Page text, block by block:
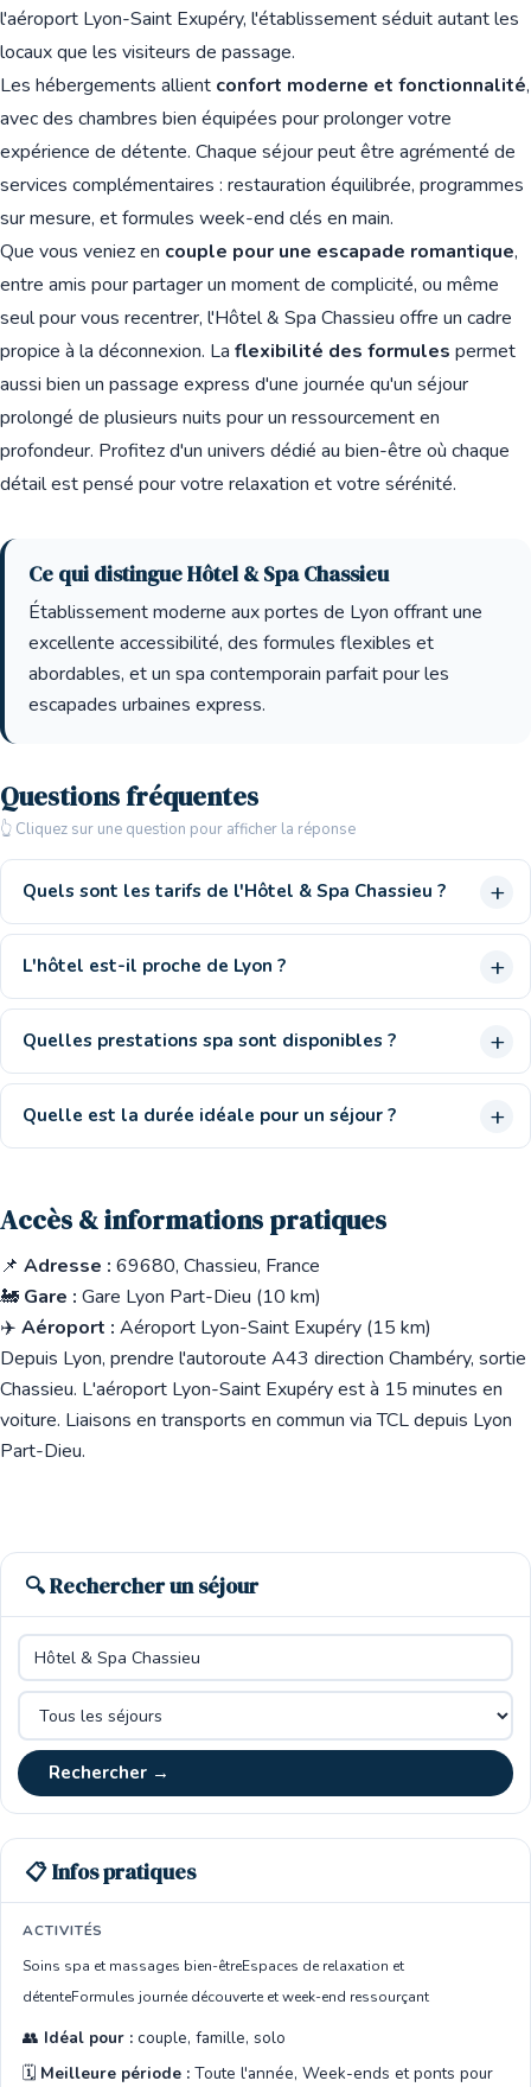
l'aéroport Lyon-Saint Exupéry, l'établissement séduit autant les
locaux que les visiteurs de passage.
Les hébergements allient confort moderne et fonctionnalité,
avec des chambres bien équipées pour prolonger votre
expérience de détente. Chaque séjour peut être agrémenté de
services complémentaires : restauration équilibrée, programmes
sur mesure, et formules week-end clés en main.
Que vous veniez en couple pour une escapade romantique,
entre amis pour partager un moment de complicité, ou même
seul pour vous recentrer, l'Hôtel & Spa Chassieu offre un cadre
propice à la déconnexion. La flexibilité des formules permet
aussi bien un passage express d'une journée qu'un séjour
prolongé de plusieurs nuits pour un ressourcement en
profondeur. Profitez d'un univers dédié au bien-être où chaque
détail est pensé pour votre relaxation et votre sérénité.
Ce qui distingue Hôtel & Spa Chassieu
Établissement moderne aux portes de Lyon offrant une
excellente accessibilité, des formules flexibles et
abordables, et un spa contemporain parfait pour les
escapades urbaines express.
Questions fréquentes
👆 Cliquez sur une question pour afficher la réponse
Quels sont les tarifs de l'Hôtel & Spa Chassieu ?
L'hôtel est-il proche de Lyon ?
Quelles prestations spa sont disponibles ?
Quelle est la durée idéale pour un séjour ?
Accès & informations pratiques
📌 Adresse : 69680, Chassieu, France
🚂 Gare : Gare Lyon Part-Dieu (10 km)
✈️ Aéroport : Aéroport Lyon-Saint Exupéry (15 km)
Depuis Lyon, prendre l'autoroute A43 direction Chambéry, sortie
Chassieu. L'aéroport Lyon-Saint Exupéry est à 15 minutes en
voiture. Liaisons en transports en commun via TCL depuis Lyon
Part-Dieu.
🔍 Rechercher un séjour
Rechercher →
📋 Infos pratiques
ACTIVITÉS
Soins spa et massages bien-êtreEspaces de relaxation et
détenteFormules journée découverte et week-end ressourçant
👥 Idéal pour : couple, famille, solo
🗓️ Meilleure période : Toute l'année, Week-ends et ponts pour